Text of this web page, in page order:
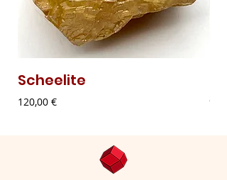
Scheelite
Preço
120,00 € 9,00